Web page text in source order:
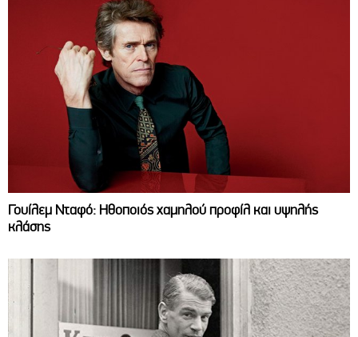
Γουίλεμ Νταφό: Ηθοποιός χαμηλού προφίλ και υψηλής
κλάσης